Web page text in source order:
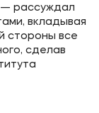
— рассуждал
вкладывая
стороны все
сделав